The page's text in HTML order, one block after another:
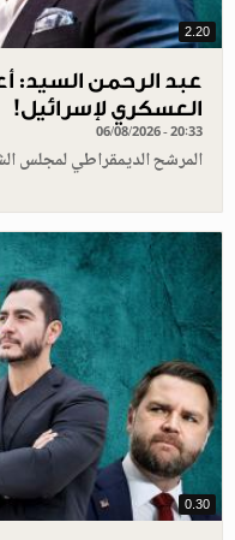
2.20
عبد الرحمن السيد:
العسكري لإسرائيل!
06/08/2026 - 20:33
المرشح الديمقراطي لمجلس
0.30